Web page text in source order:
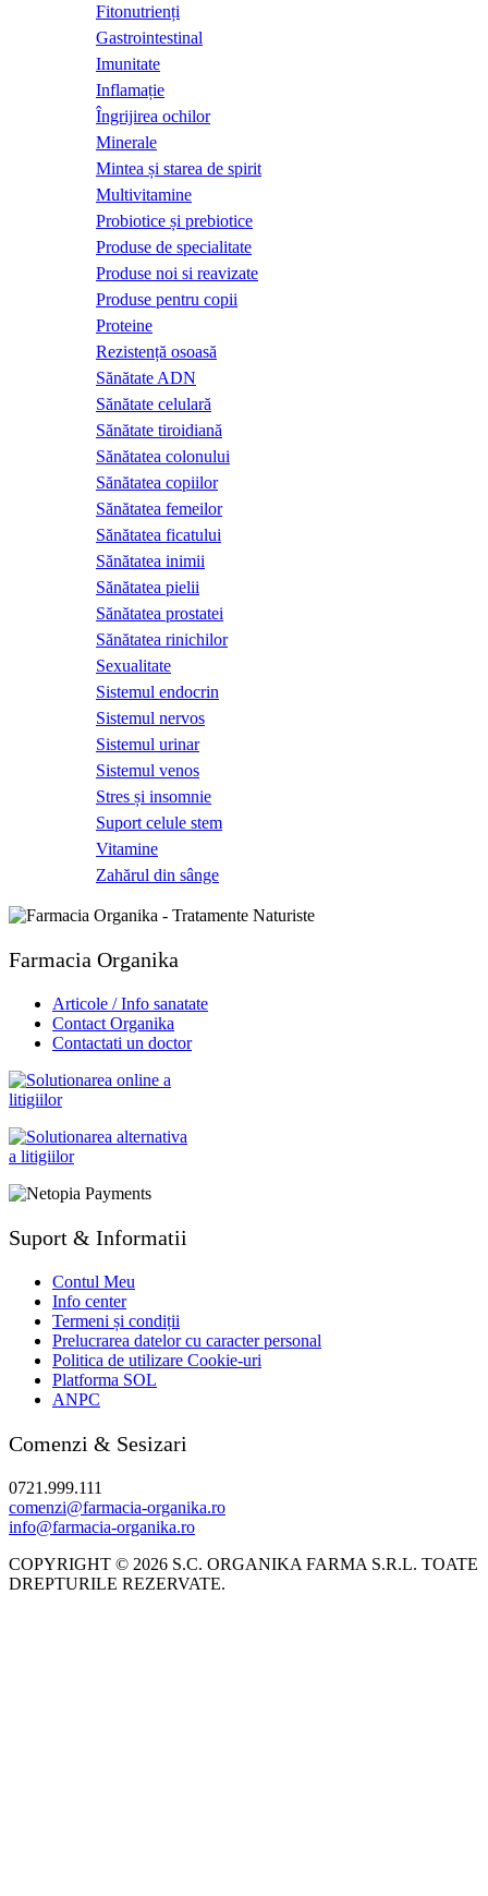
Fitonutrienți
Gastrointestinal
Imunitate
Inflamație
Îngrijirea ochilor
Minerale
Mintea și starea de spirit
Multivitamine
Probiotice și prebiotice
Produse de specialitate
Produse noi si reavizate
Produse pentru copii
Proteine
Rezistență osoasă
Sănătate ADN
Sănătate celulară
Sănătate tiroidiană
Sănătatea colonului
Sănătatea copiilor
Sănătatea femeilor
Sănătatea ficatului
Sănătatea inimii
Sănătatea pielii
Sănătatea prostatei
Sănătatea rinichilor
Sexualitate
Sistemul endocrin
Sistemul nervos
Sistemul urinar
Sistemul venos
Stres și insomnie
Suport celule stem
Vitamine
Zahărul din sânge
Farmacia Organika
Articole / Info sanatate
Contact Organika
Contactati un doctor
Suport & Informatii
Contul Meu
Info center
Termeni și condiții
Prelucrarea datelor cu caracter personal
Politica de utilizare Cookie-uri
Platforma SOL
ANPC
Comenzi & Sesizari
0721.999.111
comenzi@farmacia-organika.ro
info@farmacia-organika.ro
COPYRIGHT © 2026 S.C. ORGANIKA FARMA S.R.L. TOATE
DREPTURILE REZERVATE.